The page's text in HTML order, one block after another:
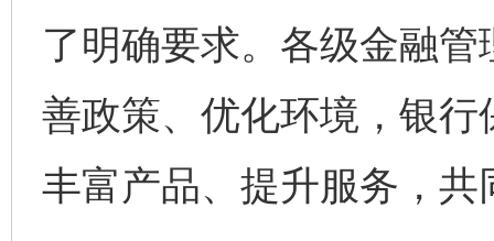
了明确要求。各级金融
善政策、优化环境，银
丰富产品、提升服务，